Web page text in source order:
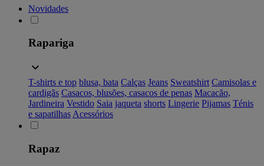
Novidades
Rapariga
T-shirts e top blusa, bata Calças Jeans Sweatshirt Camisolas e
cardigãs Casacos, blusões, casacos de penas Macacão,
Jardineira Vestido Saia jaqueta shorts Lingerie Pijamas Ténis
e sapatilhas Acessórios
Rapaz